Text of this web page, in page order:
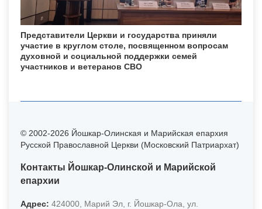
Представители Церкви и государства приняли
участие в круглом столе, посвященном вопросам
духовной и социальной поддержки семей
участников и ветеранов СВО
© 2002-2026 Йошкар-Олинская и Марийская епархия
Русской Православной Церкви (Московский Патриархат)
Контакты Йошкар-Олинской и Марийской
епархии
Адрес: 424000, Марий Эл, г. Йошкар-Ола, ул.